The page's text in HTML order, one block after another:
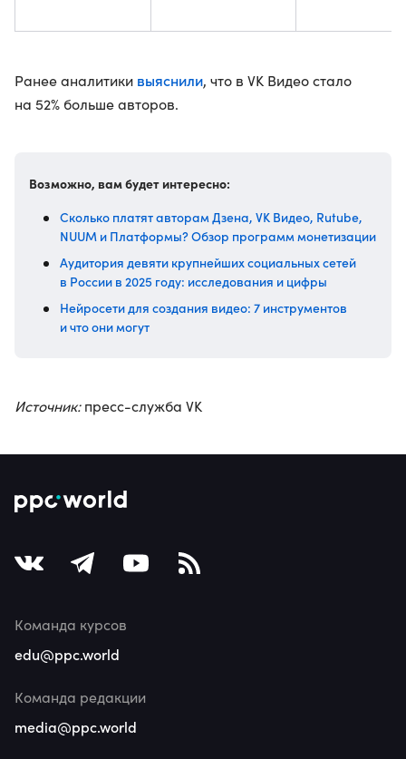
Ранее аналитики выяснили, что в VK Видео стало
на 52% больше авторов.
Возможно, вам будет интересно:
Сколько платят авторам Дзена, VK Видео, Rutube,
NUUM и Платформы? Обзор программ монетизации
Аудитория девяти крупнейших социальных сетей
в России в 2025 году: исследования и цифры
Нейросети для создания видео: 7 инструментов
и что они могут
Источник:пресс-служба VK
Команда курсов
edu@ppc.world
Команда редакции
media@ppc.world